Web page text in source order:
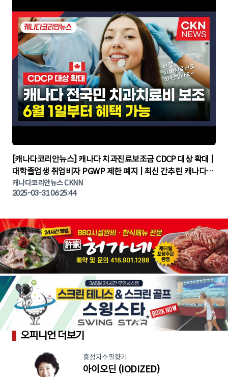
▶
[캐나다코리안뉴스] 캐나다 치과진료보조금 CDCP 대상 확대 |
대학졸업생 취업비자 PGWP 제한 폐지 | 최신 간추린 캐나다뉴
스 | CKNNEWS | 캐나다뉴스 | 토론토뉴스
캐나다코리안뉴스 CKNN
2025-03-31 06:25:44
오피니언 더보기
홍성자수필향기
아이오딘 (IODIZED)